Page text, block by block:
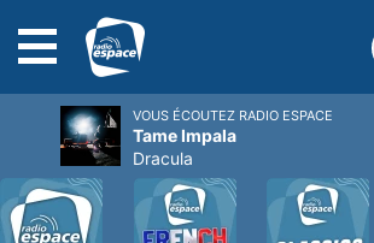
VOUS ÉCOUTEZ RADIO ESPACE
Tame Impala
Dracula